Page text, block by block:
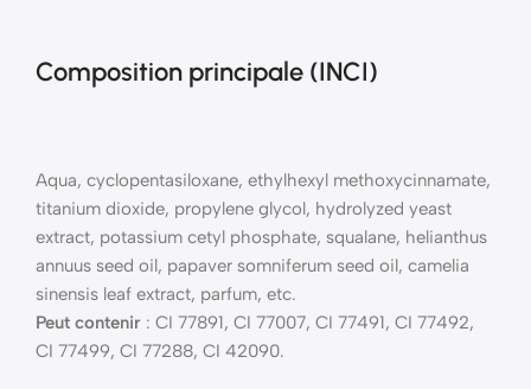
Composition principale (INCI)
Aqua, cyclopentasiloxane, ethylhexyl methoxycinnamate,
titanium dioxide, propylene glycol, hydrolyzed yeast
extract, potassium cetyl phosphate, squalane, helianthus
annuus seed oil, papaver somniferum seed oil, camelia
sinensis leaf extract, parfum, etc.
Peut contenir : CI 77891, CI 77007, CI 77491, CI 77492,
CI 77499, CI 77288, CI 42090.